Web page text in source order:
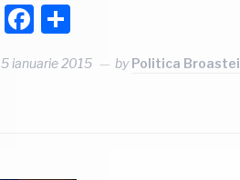
Facebook
5 ianuarie 2015 byPolitica Broastei